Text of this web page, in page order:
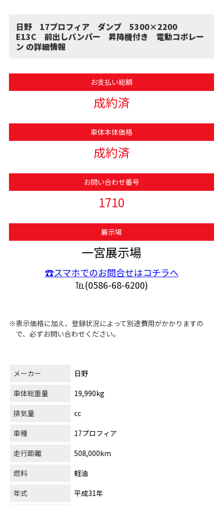
日野 17プロフィア ダンプ 5300×2200
E13C 前出しバンパー 昇降機付き 電動コボレー
ン の詳細情報
お支払い総額
成約済
車体本体価格
成約済
お問い合わせ番号
1710
展示場
一宮展示場
☎スマホでのお問合せはコチラへ
℡(0586-68-6200)
※表示価格に加え、登録状況によって別途費用がかかりますの
で、必ずお問い合わせください。
メーカー
日野
車体総重量
19,990kg
排気量
cc
車種
17プロフィア
走行距離
508,000km
燃料
軽油
年式
平成31年